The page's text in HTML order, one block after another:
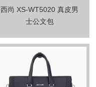
西尚 XS-WT5020 真皮男
士公文包